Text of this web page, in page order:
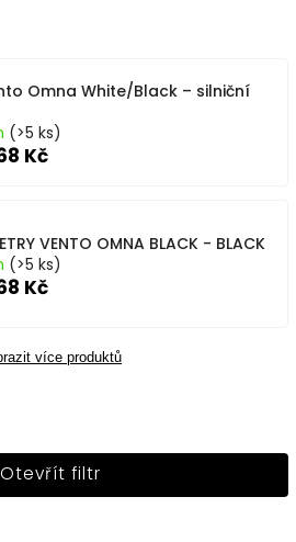
Omna White/Black – silniční
(>5 ks)
Kč
VENTO OMNA BLACK - BLACK
(>5 ks)
Kč
více produktů
Otevřít filtr